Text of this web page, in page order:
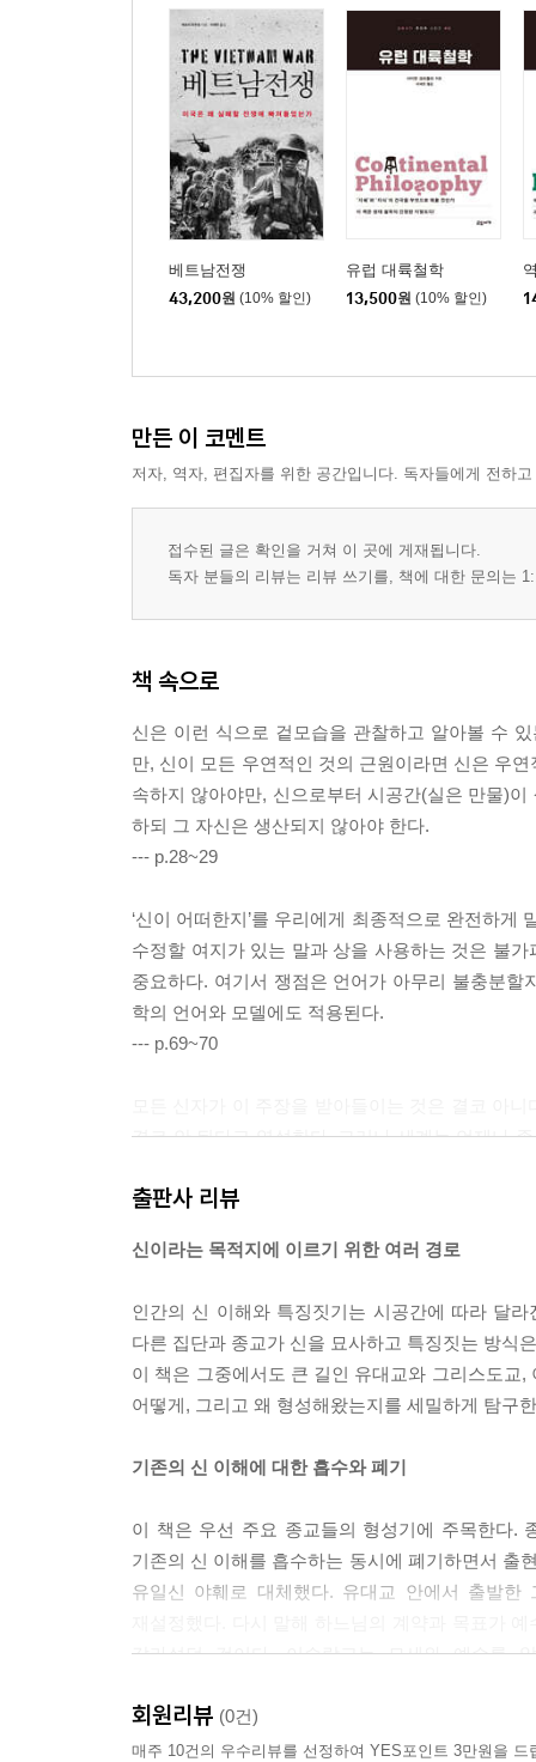
베트남전쟁
43,200원 (10% 할인)
유럽 대륙철학
13,500원 (10% 할인)
만든 이 코멘트
저자, 역자, 편집자를 위한 공간입니다. 독자들에게 전하
접수된 글은 확인을 거쳐 이 곳에 게재됩니다.
독자 분들의 리뷰는 리뷰 쓰기를, 책에 대한 문의는
책 속으로
신은 이런 식으로 겉모습을 관찰하고 알아볼 수
만, 신이 모든 우연적인 것의 근원이라면 신은 우
속하지 않아야만, 신으로부터 시공간(실은 만물)
하되 그 자신은 생산되지 않아야 한다.
--- p.28~29
‘신이 어떠한지’를 우리에게 최종적으로 완전하
수정할 여지가 있는 말과 상을 사용하는 것은 불
중요하다. 여기서 쟁점은 언어가 아무리 불충분
학의 언어와 모델에도 적용된다.
--- p.69~70
결코 안 된다고 역설한다. 그러나 세계는 언제나
다.
는 일자, 자신들이 상대해야 하는 일자의 이름과
의 대리인 역할을 한다고 믿게 되었다. 지혜를 깊
켰다.
--- p.97
그렇다면 당장 의문이 떠오른다. 하느님은 어떻
이면서도 온전히 인간일 수 있느냐는 물음이었다.
--- p.123
을 위한 기도와 행동으로 나아갈 것이다. 그렇다
출판사 리뷰
신이라는 목적지에 이르기 위한 여러 경로
인간의 신 이해와 특징짓기는 시공간에 따라 달
다른 집단과 종교가 신을 묘사하고 특징짓는 방식
이 책은 그중에서도 큰 길인 유대교와 그리스도교
어떻게, 그리고 왜 형성해왔는지를 세밀하게 탐구
기존의 신 이해에 대한 흡수와 폐기
이 책은 우선 주요 종교들의 형성기에 주목한다.
기존의 신 이해를 흡수하는 동시에 폐기하면서 출
유일신 야훼로 대체했다. 유대교 안에서 출발
갈라섰던 것이다. 이슬람교는 모세와 예수를
‘긍정의 길’과 ‘부정의 길’ 그리고 ‘무지의 구름’
회원리뷰 (0건)
매주 10건의 우수리뷰를 선정하여 YES포인트 3만원을 드